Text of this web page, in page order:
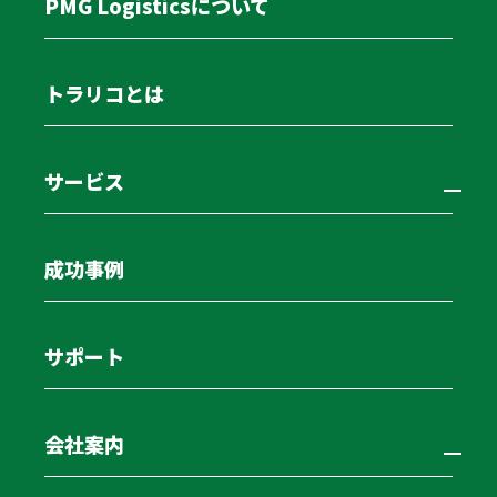
PMG Logisticsについて
トラリコとは
サービス
成功事例
サポート
会社案内
冷凍アルミウイングリースバ
ックならPMG Logisticsに！